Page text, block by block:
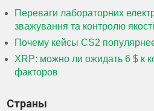
Переваги лабораторних
зважування та контролю якості
Почему кейсы CS2
XRP: можно ли ожидать 6 $ к
факторов
Страны